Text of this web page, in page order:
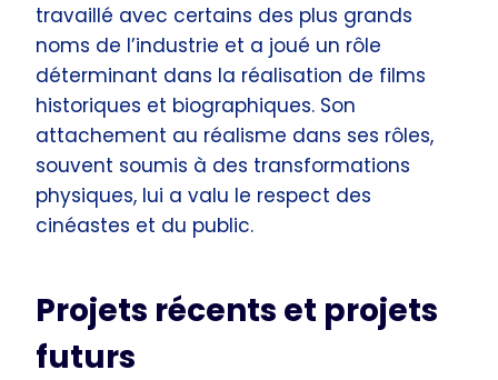
travaillé avec certains des plus grands
noms de l’industrie et a joué un rôle
déterminant dans la réalisation de films
historiques et biographiques. Son
attachement au réalisme dans ses rôles,
souvent soumis à des transformations
physiques, lui a valu le respect des
cinéastes et du public.
Projets récents et projets
futurs